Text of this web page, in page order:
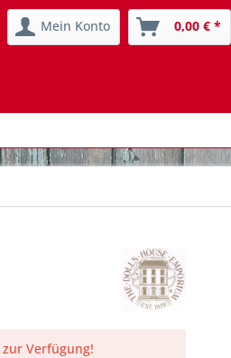
Mein Konto 0,00 € *
Verfügung!